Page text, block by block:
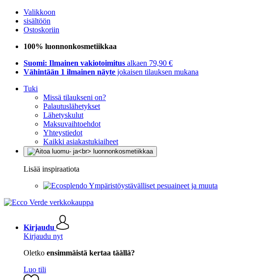
Valikkoon
sisältöön
Ostoskoriin
100% luonnonkosmetiikkaa
Suomi: Ilmainen vakiotoimitus alkaen 79,90 €
Vähintään 1 ilmainen näyte jokaisen tilauksen mukana
Tuki
Missä tilaukseni on?
Palautuslähetykset
Lähetyskulut
Maksuvaihtoehdot
Yhteystiedot
Kaikki asiakastukiaiheet
Lisää inspiraatiota
Ympäristöystävälliset pesuaineet ja muuta
Kirjaudu
Kirjaudu nyt
Oletko ensimmäistä kertaa täällä?
Luo tili